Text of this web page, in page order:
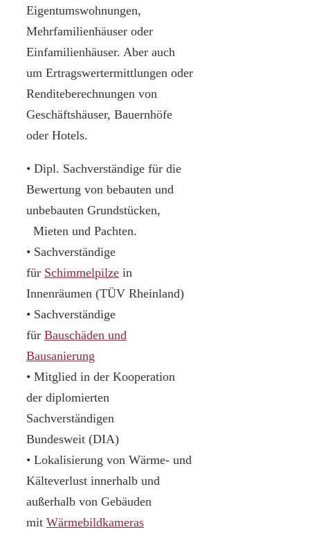
Eigentumswohnungen,
Mehrfamilienhäuser oder
Einfamilienhäuser. Aber auch
um Ertragswertermittlungen oder
Renditeberechnungen von
Geschäftshäuser, Bauernhöfe
oder Hotels.
• Dipl. Sachverständige für die
Bewertung von bebauten und
unbebauten Grundstücken,
Mieten und Pachten.
• Sachverständige
für Schimmelpilze in
Innenräumen (TÜV Rheinland)
• Sachverständige
für Bauschäden und
Bausanierung
• Mitglied in der Kooperation
der diplomierten
Sachverständigen
Bundesweit (DIA)
• Lokalisierung von Wärme- und
Kälteverlust innerhalb und
außerhalb von Gebäuden
mit Wärmebildkameras